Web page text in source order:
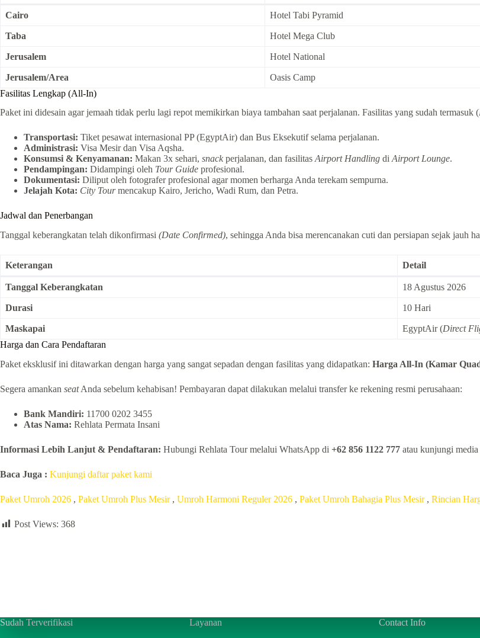
Cairo Hotel Tabi Pyramid
Taba Hotel Mega Club
Jerusalem Hotel National
Jerusalem/Area Oasis Camp
Fasilitas Lengkap (All-In)
Paket ini didesain agar jemaah tidak perlu lagi repot memikirkan biaya tambahan saat perjalanan. Fasilitas yang sudah termasuk (
Transportasi: Tiket pesawat internasional PP (EgyptAir) dan Bus Eksekutif selama perjalanan.
Administrasi: Visa Mesir dan Visa Aqsha.
Konsumsi & Kenyamanan: Makan 3x sehari, snack perjalanan, dan fasilitas Airport Handling di Airport Lounge.
Pendampingan: Didampingi oleh Tour Guide profesional.
Dokumentasi: Diliput oleh fotografer profesional agar momen berharga Anda terekam sempurna.
Jelajah Kota: City Tourmencakup Kairo, Jericho, Wadi Rum, dan Petra.
Jadwal dan Penerbangan
Tanggal keberangkatan telah dikonfirmasi (Date Confirmed), sehingga Anda bisa merencanakan cuti dan persiapan sejak jauh
Keterangan Detail
Tanggal Keberangkatan 18 Agustus 2026
Durasi 10 Hari
Maskapai EgyptAir (Direct
Harga dan Cara Pendaftaran
Paket eksklusif ini ditawarkan dengan harga yang sangat sepadan dengan fasilitas yang didapatkan: Harga All-In (Kamar
Segera amankan seatAnda sebelum kehabisan! Pembayaran dapat dilakukan melalui transfer ke rekening resmi perusahaan:
Bank Mandiri: 11700 0202 3455
Atas Nama: Rehlata Permata Insani
Informasi Lebih Lanjut & Pendaftaran: Hubungi Rehlata Tour melalui WhatsApp di +62 856 1122 777 atau kunjungi media
Baca Juga : Kunjungi daftar paket kami
Paket Umroh 2026 , Paket Umroh Plus Mesir , Umroh Harmoni Reguler 2026 , Paket Umroh Bahagia Plus Mesir , Rincian
Post Views: 368
Sudah Terverifikasi
Layanan
Contact Info